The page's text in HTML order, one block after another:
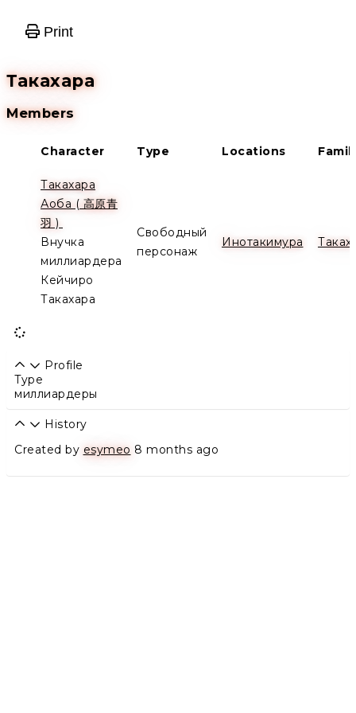
Print
Такахара
Members
Character Type Locations
Такахара
Аоба ( 高原青
羽 )
Внучка
миллиардера
Кейчиро
Такахара
Свободный
персонаж
Инотакимура
Profile
Type
миллиардеры
History
Created by esymeo 8 months ago